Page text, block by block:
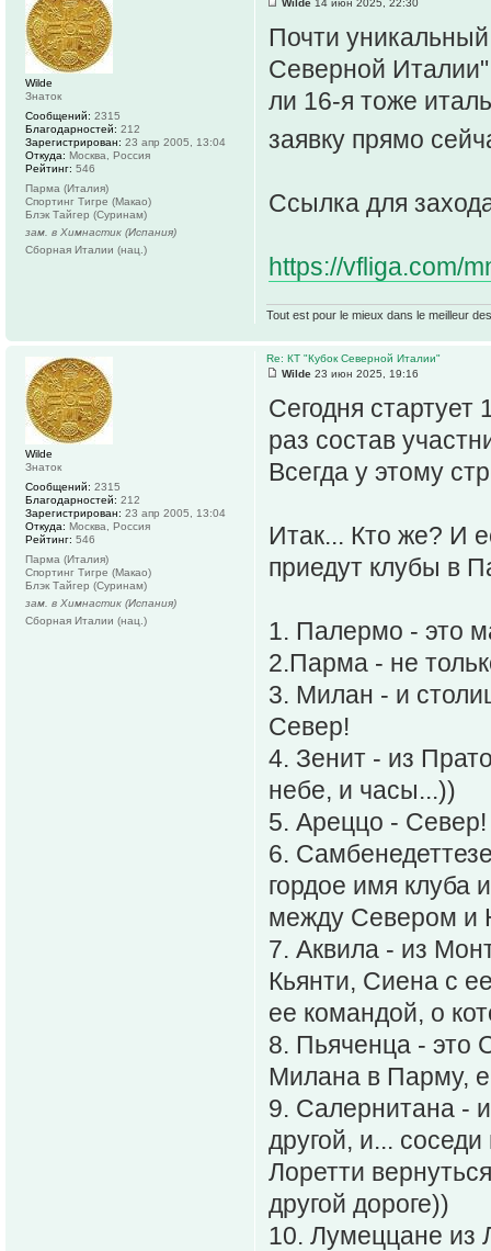
Wilde 14 июн 2025, 22:30
Почти
Северной Италии"
ли 16-я тоже
заявку прямо
Ссылка для
https://vfliga.com/
Tout est pour le mieux dans le meilleur
Wilde
Знаток
Сообщений: 2315
Благодарностей: 212
Зарегистрирован: 23 апр 2005, 13:04
Откуда: Москва, Россия
Рейтинг: 546
Парма (Италия)
Спортинг Тигре (Макао)
Блэк Тайгер (Суринам)
зам. в Химнастик (Испания)
Сборная Италии (нац.)
Re: КТ "Кубок Северной Италии"
Wilde 23 июн 2025, 19:16
Сегодня
раз состав
Всегда у этому
Итак... Кто же? И
приедут клубы в
1. Палермо - это
2.Парма - не
3. Милан - и
Север!
4. Зенит - из
небе, и часы...))
5. Ареццо -
6.
гордое имя клуба
между Севером и
7. Аквила - из
Кьянти, Сиена с
ее командой, о
8. Пьяченца - это
Милана в Парму,
9. Салернитана -
другой, и...
Лоретти
другой дороге))
10. Лумеццане из
Wilde
Знаток
Сообщений: 2315
Благодарностей: 212
Зарегистрирован: 23 апр 2005, 13:04
Откуда: Москва, Россия
Рейтинг: 546
Парма (Италия)
Спортинг Тигре (Макао)
Блэк Тайгер (Суринам)
зам. в Химнастик (Испания)
Сборная Италии (нац.)